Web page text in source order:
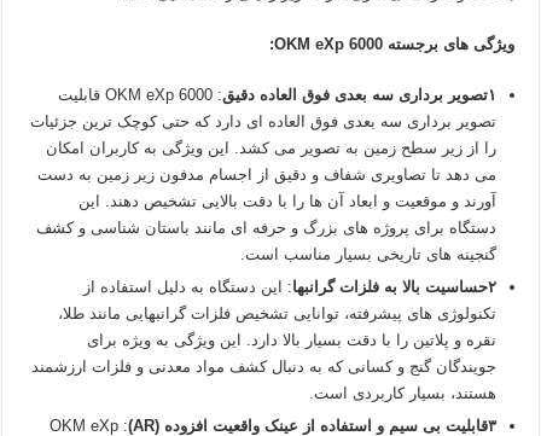
ویژگی‌ های برجسته OKM eXp 6000:
۱تصویر‌ برداری سه‌ بعدی فوق‌ العاده دقیق
: OKM eXp 6000 قابلیت
تصویر‌ برداری سه‌ بعدی فوق‌ العاده‌ ای دارد که حتی کوچک‌ ترین جزئیات
را از زیر سطح زمین به تصویر می‌ کشد. این ویژگی به کاربران امکان
می‌ دهد تا تصاویری شفاف و دقیق از اجسام مدفون زیر زمین به دست
آورند و موقعیت و ابعاد آن‌ ها را با دقت بالایی تشخیص دهند. این
دستگاه برای پروژه‌ های بزرگ و حرفه‌ ای مانند باستان‌ شناسی و کشف
گنجینه‌ های تاریخی بسیار مناسب است.
۲حساسیت بالا به فلزات گرانبها
: این دستگاه به دلیل استفاده از
تکنولوژی‌ های پیشرفته، توانایی تشخیص فلزات گرانبهایی مانند طلا،
نقره و پلاتین را با دقت بسیار بالا دارد. این ویژگی به ویژه برای
جویندگان گنج و کسانی که به دنبال کشف مواد معدنی و فلزات ارزشمند
هستند، بسیار کاربردی است.
۳قابلیت بی‌ سیم و استفاده از عینک واقعیت افزوده (AR)
: OKM eXp